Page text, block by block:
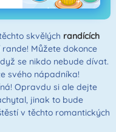
skvělých randících
Můžete dokonce
se nikdo nebude dívat.
svého nápadníka!
Opravdu si ale dejte
jinak to bude
v těchto romantických